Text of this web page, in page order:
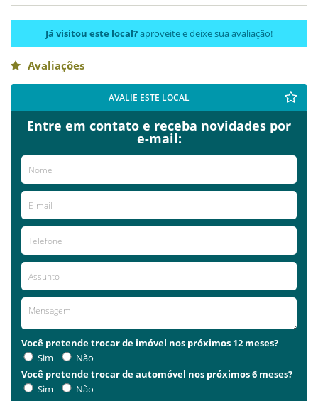
Já visitou este local?aproveite e deixe sua avaliação!
Avaliações
AVALIE ESTE LOCAL
Entre em contato e receba novidades por
e-mail:
Você pretende trocar de imóvel nos próximos 12 meses?
Sim
Não
Você pretende trocar de automóvel nos próximos 6 meses?
Sim
Não